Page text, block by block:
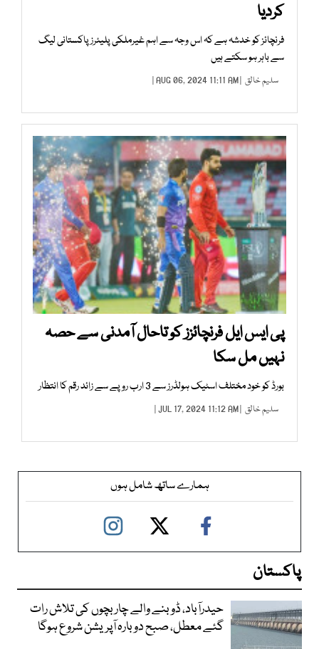
کردیا
فرنچائز کو خدشہ ہے کہ اس وجہ سے اہم غیرملکی پلیئرز پاکستانی لیگ
سے باہر ہو سکتے ہیں
سلیم خالق | AUG 06, 2024 11:11 AM |
پی ایس ایل فرنچائزز کو تاحال آمدنی سے حصہ
نہیں مل سکا
بورڈ کو خود مختلف اسٹیک ہولڈرز سے 3 ارب روپے سے زائد رقم کا انتظار
سلیم خالق | JUL 17, 2024 11:12 AM |
ہمارے ساتھ شامل ہوں
پاکستان
حیدرآباد، ڈوبنے والے چار بچوں کی تلاش رات
گئے معطل، صبح دوبارہ آپریشن شروع ہوگا